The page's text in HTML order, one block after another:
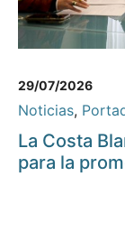
29/07/2026
Noticias,
La Costa
para la